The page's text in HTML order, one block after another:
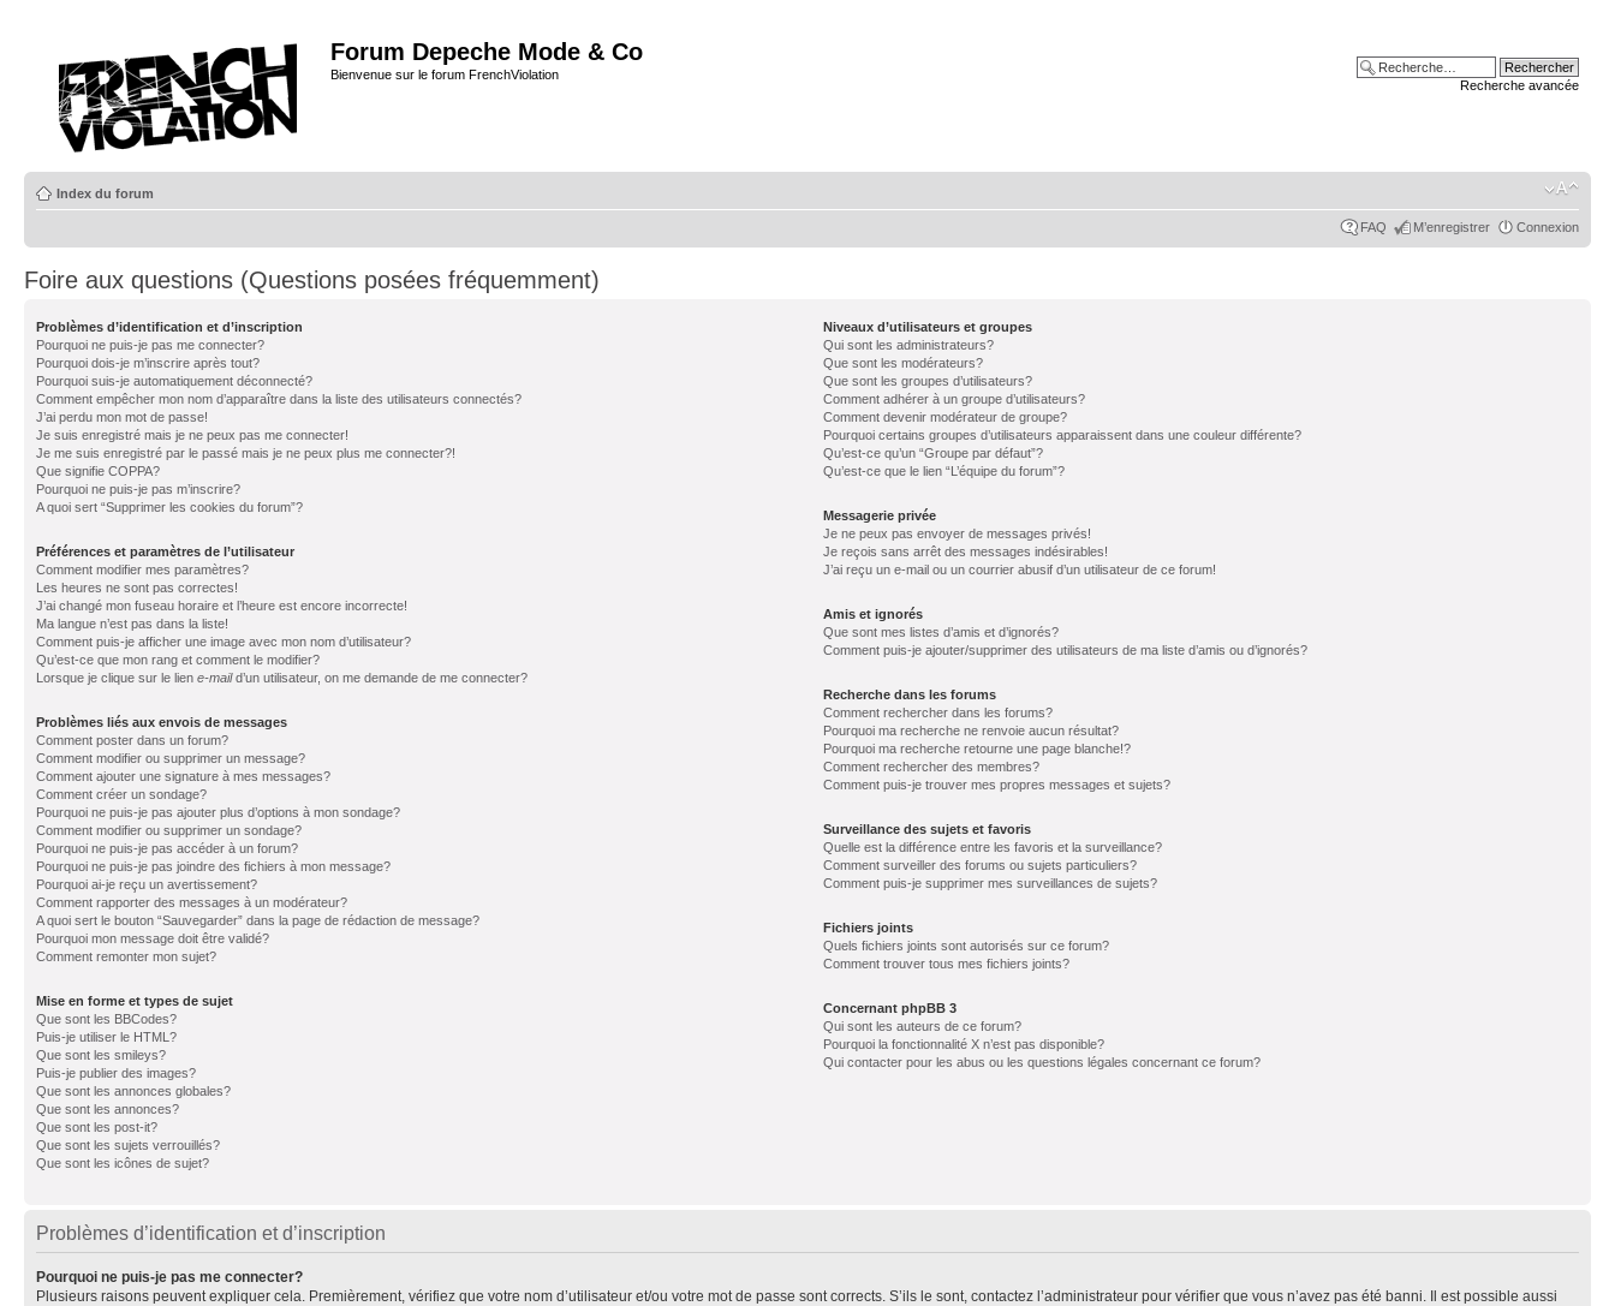
Forum Depeche Mode & Co
Bienvenue sur le forum FrenchViolation
Recherche avancée
Index du forum
FAQ M’enregistrer Connexion
Foire aux questions (Questions posées fréquemment)
Problèmes d’identification et d’inscription
Pourquoi ne puis-je pas me connecter?
Pourquoi dois-je m’inscrire après tout?
Pourquoi suis-je automatiquement déconnecté?
Comment empêcher mon nom d’apparaître dans la liste des utilisateurs connectés?
J’ai perdu mon mot de passe!
Je suis enregistré mais je ne peux pas me connecter!
Je me suis enregistré par le passé mais je ne peux plus me connecter?!
Que signifie COPPA?
Pourquoi ne puis-je pas m’inscrire?
A quoi sert “Supprimer les cookies du forum”?
Préférences et paramètres de l’utilisateur
Comment modifier mes paramètres?
Les heures ne sont pas correctes!
J’ai changé mon fuseau horaire et l’heure est encore incorrecte!
Ma langue n’est pas dans la liste!
Comment puis-je afficher une image avec mon nom d’utilisateur?
Qu’est-ce que mon rang et comment le modifier?
Lorsque je clique sur le lien e-maild’un utilisateur, on me demande de me connecter?
Problèmes liés aux envois de messages
Comment poster dans un forum?
Comment modifier ou supprimer un message?
Comment ajouter une signature à mes messages?
Comment créer un sondage?
Pourquoi ne puis-je pas ajouter plus d’options à mon sondage?
Comment modifier ou supprimer un sondage?
Pourquoi ne puis-je pas accéder à un forum?
Pourquoi ne puis-je pas joindre des fichiers à mon message?
Pourquoi ai-je reçu un avertissement?
Comment rapporter des messages à un modérateur?
A quoi sert le bouton “Sauvegarder” dans la page de rédaction de message?
Pourquoi mon message doit être validé?
Comment remonter mon sujet?
Mise en forme et types de sujet
Que sont les BBCodes?
Puis-je utiliser le HTML?
Que sont les smileys?
Puis-je publier des images?
Que sont les annonces globales?
Que sont les annonces?
Que sont les post-it?
Que sont les sujets verrouillés?
Que sont les icônes de sujet?
Niveaux d’utilisateurs et groupes
Qui sont les administrateurs?
Que sont les modérateurs?
Que sont les groupes d’utilisateurs?
Comment adhérer à un groupe d’utilisateurs?
Comment devenir modérateur de groupe?
Pourquoi certains groupes d’utilisateurs apparaissent dans une couleur différente?
Qu’est-ce qu’un “Groupe par défaut”?
Qu’est-ce que le lien “L’équipe du forum”?
Messagerie privée
Je ne peux pas envoyer de messages privés!
Je reçois sans arrêt des messages indésirables!
J’ai reçu un e-mail ou un courrier abusif d’un utilisateur de ce forum!
Amis et ignorés
Que sont mes listes d’amis et d’ignorés?
Comment puis-je ajouter/supprimer des utilisateurs de ma liste d’amis ou d’ignorés?
Recherche dans les forums
Comment rechercher dans les forums?
Pourquoi ma recherche ne renvoie aucun résultat?
Pourquoi ma recherche retourne une page blanche!?
Comment rechercher des membres?
Comment puis-je trouver mes propres messages et sujets?
Surveillance des sujets et favoris
Quelle est la différence entre les favoris et la surveillance?
Comment surveiller des forums ou sujets particuliers?
Comment puis-je supprimer mes surveillances de sujets?
Fichiers joints
Quels fichiers joints sont autorisés sur ce forum?
Comment trouver tous mes fichiers joints?
Concernant phpBB 3
Qui sont les auteurs de ce forum?
Pourquoi la fonctionnalité X n’est pas disponible?
Qui contacter pour les abus ou les questions légales concernant ce forum?
Problèmes d’identification et d’inscription
Pourquoi ne puis-je pas me connecter?
Plusieurs raisons peuvent expliquer cela. Premièrement, vérifiez que votre nom d’utilisateur et/ou votre mot de passe sont corrects. S’ils le sont, contactez l’administrateur pour vérifier que vous n’avez pas été banni. Il est possible aussi